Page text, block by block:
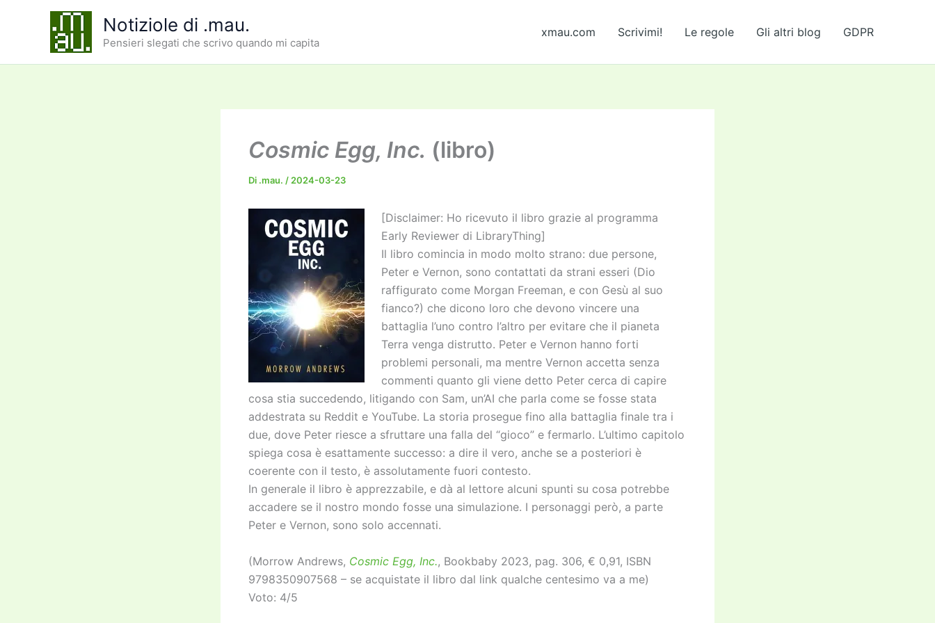
Notiziole di .mau.
Pensieri slegati che scrivo quando mi capita
xmau.com Scrivimi! Le regole Gli altri blog GDPR
Cosmic Egg, Inc. (libro)
Di .mau. / 2024-03-23
[Disclaimer: Ho ricevuto il libro grazie al programma
Early Reviewer di LibraryThing]
Il libro comincia in modo molto strano: due persone,
Peter e Vernon, sono contattati da strani esseri (Dio
raffigurato come Morgan Freeman, e con Gesù al suo
fianco?) che dicono loro che devono vincere una
battaglia l’uno contro l’altro per evitare che il pianeta
Terra venga distrutto. Peter e Vernon hanno forti
problemi personali, ma mentre Vernon accetta senza
commenti quanto gli viene detto Peter cerca di capire
cosa stia succedendo, litigando con Sam, un’AI che parla come se fosse stata
addestrata su Reddit e YouTube. La storia prosegue fino alla battaglia finale tra i
due, dove Peter riesce a sfruttare una falla del “gioco” e fermarlo. L’ultimo capitolo
spiega cosa è esattamente successo: a dire il vero, anche se a posteriori è
coerente con il testo, è assolutamente fuori contesto.
In generale il libro è apprezzabile, e dà al lettore alcuni spunti su cosa potrebbe
accadere se il nostro mondo fosse una simulazione. I personaggi però, a parte
Peter e Vernon, sono solo accennati.
(Morrow Andrews, Cosmic Egg, Inc., Bookbaby 2023, pag. 306, € 0,91, ISBN
9798350907568 – se acquistate il libro dal link qualche centesimo va a me)
Voto: 4/5